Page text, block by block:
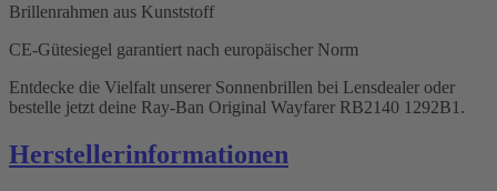
Brillenrahmen aus Kunststoff
CE-Gütesiegel garantiert nach europäischer Norm
Entdecke die Vielfalt unserer Sonnenbrillen bei Lensdealer oder
bestelle jetzt deine Ray-Ban Original Wayfarer RB2140 1292B1.
Herstellerinformationen